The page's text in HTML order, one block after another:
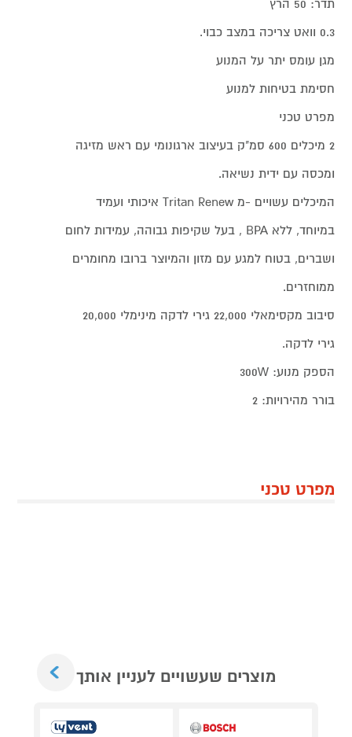
תדר: 50 הרץ
0.3 וואט צריכה במצב כבוי.
מגן עומס יתר על המנוע
חסימת בטיחות למנוע
מפרט טכני
2 מיכלים 600 סמ"ק בעיצוב ארגונומי עם ראש מזיגה
ומכסה עם ידית נשיאה.
המיכלים עשויים -מ Tritan Renew איכותי ועמיד
במיוחד, ללא BPA , בעל שקיפות גבוהה, עמידות לחום
ושברים, בטוח למגע עם מזון והמיוצר ברובו מחומרים
ממוחזרים.
סיבוב מקסימאלי 22,000 גירי לדקה מינימלי 20,000
גירי לדקה.
הספק מנוע: 300W
בורר מהירויות: 2
מפרט טכני
מוצרים שעשויים לעניין אותך